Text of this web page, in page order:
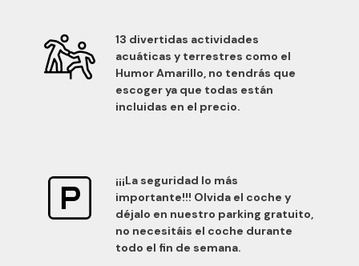
13 divertidas actividades
acuáticas y terrestres como el
Humor Amarillo, no tendrás que
escoger ya que todas están
incluidas en el precio.
¡¡¡La seguridad lo más
importante!!! Olvida el coche y
déjalo en nuestro parking gratuito,
no necesitáis el coche durante
todo el fin de semana.